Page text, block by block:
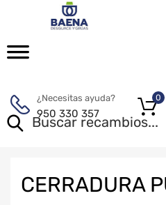
¿Necesitas ayuda?
950 330 357
0
CERRADURA